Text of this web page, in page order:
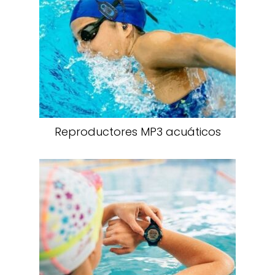
Reproductores MP3 acuáticos